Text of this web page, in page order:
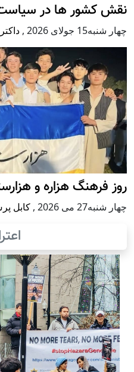
نقش کشور ها در
چهار شنبه15 جولای 2026 ,
روز فرهنگ هزاره و
چهار شنبه27 می 2026 , کابل